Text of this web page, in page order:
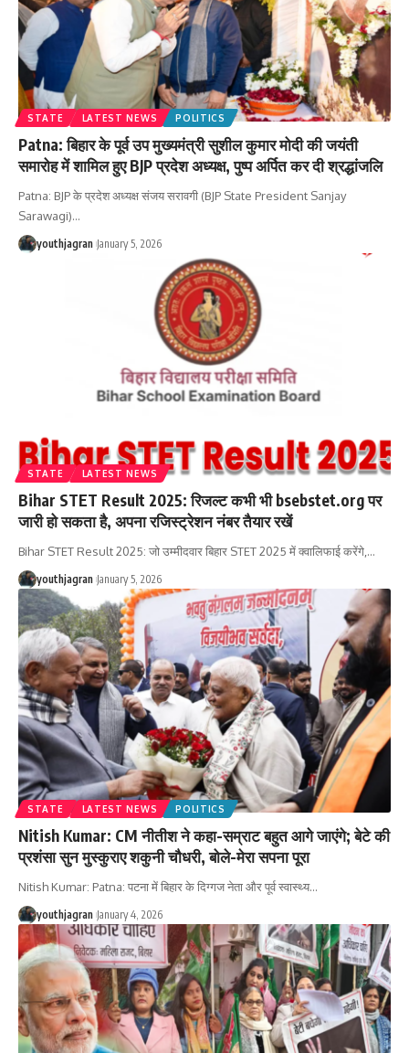
STATE LATEST NEWS POLITICS
Patna: बिहार के पूर्व उप मुख्यमंत्री सुशील कुमार मोदी की जयंती
समारोह में शामिल हुए BJP प्रदेश अध्यक्ष, पुष्प अर्पित कर दी श्रद्धांजलि
‎Patna: BJP के प्रदेश अध्यक्ष संजय सरावगी (BJP State President Sanjay
Sarawagi)…
youthjagran January 5, 2026
STATE LATEST NEWS
Bihar STET Result 2025: रिजल्ट कभी भी bsebstet.org पर
जारी हो सकता है, अपना रजिस्ट्रेशन नंबर तैयार रखें
Bihar STET Result 2025: जो उम्मीदवार बिहार STET 2025 में क्वालिफाई करेंगे, …
youthjagran January 5, 2026
STATE LATEST NEWS POLITICS
Nitish Kumar: CM नीतीश ने कहा-सम्राट बहुत आगे जाएंगे; बेटे की
प्रशंसा सुन मुस्‍कुराए शकुनी चौधरी, बोले-मेरा सपना पूरा
Nitish Kumar: Patna: पटना में बिहार के दिग्गज नेता और पूर्व स्वास्थ्य…
youthjagran January 4, 2026